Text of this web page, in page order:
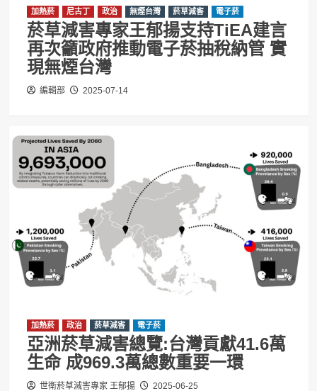
加熱菸 尼古丁 政治 無煙台灣 菸草減害 電子菸
菸草減害專家王郁揚支持TiEA建言
再次籲政府推動電子菸抽稅納管 實
現無煙台灣
編輯部 2025-07-14
加熱菸 政治 菸草減害 電子菸
亞洲菸草減害總覽:台灣貢獻41.6萬
生命 成969.3萬總數重要一環
世衛菸草減害專家 王郁揚 2025-06-25